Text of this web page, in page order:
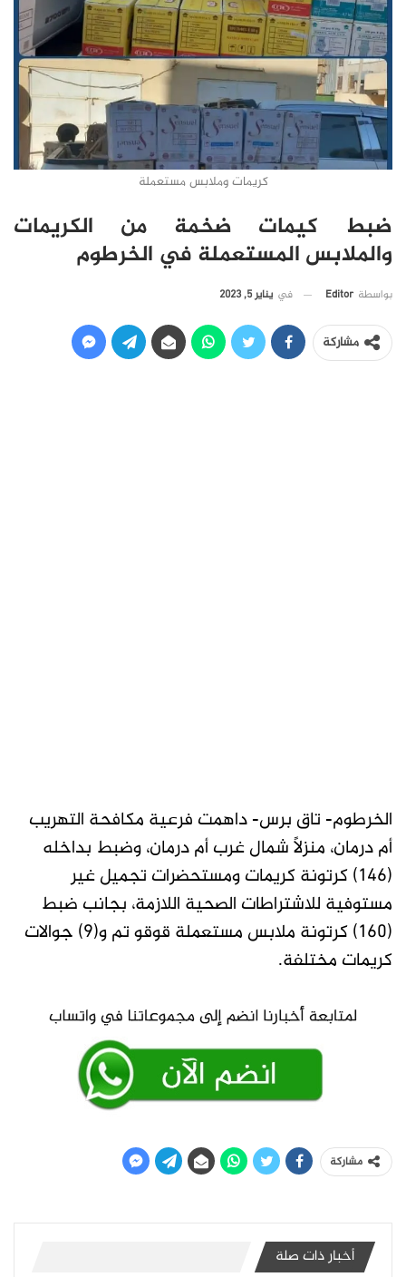
كريمات وملابس مستعملة
ضبط كيمات ضخمة من الكريمات
والملابس المستعملة في الخرطوم
بواسطة Editor في يناير 5, 2023
مشاركة
الخرطوم- تاق برس- داهمت فرعية مكافحة التهريب
أم درمان، منزلًا شمال غرب أم درمان، وضبط بداخله
(146) كرتونة كريمات ومستحضرات تجميل غير
مستوفية للاشتراطات الصحية اللازمة، بجانب ضبط
(160) كرتونة ملابس مستعملة قوقو تم و(9) جوالات
كريمات مختلفة.
مشاركة
أخبار ذات صلة